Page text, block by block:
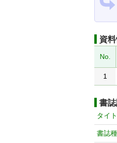
資
No.
1
書
タイ
書誌